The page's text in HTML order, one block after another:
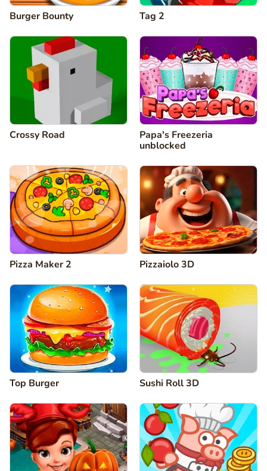
Burger Bounty Tag 2
Crossy Road
Papa's Freezeria
unblocked
Pizza Maker 2 Pizzaiolo 3D
Top Burger Sushi Roll 3D